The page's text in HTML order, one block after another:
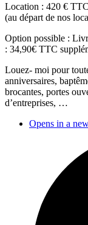
Location : 420 €
(au départ de nos
Option possible :
: 34,90€ TTC
Louez- moi pour
anniversaires,
brocantes, portes
d’entreprises, …
Opens in a